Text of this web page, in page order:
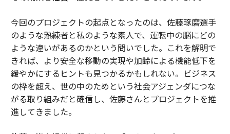
今回のプロジェクトの起点となったのは、佐藤琢磨選手
のような熟練者と私のような素人で、運転中の脳にどの
ような違いがあるのかという問いでした。これを解明で
きれば、より安全な移動の実現や加齢による機能低下を
緩やかにするヒントも見つかるかもしれない。ビジネス
の枠を超え、世の中のためという社会アジェンダにつな
がる取り組みだと確信し、佐藤さんとプロジェクトを推
進してきました。